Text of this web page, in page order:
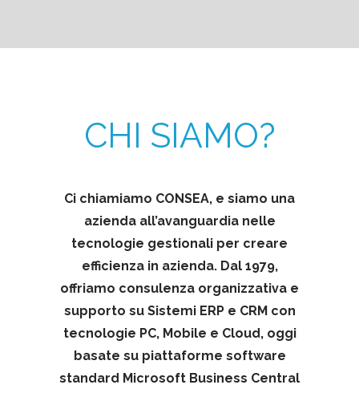
CHI SIAMO?
Ci chiamiamo CONSEA, e siamo una
azienda all’avanguardia nelle
tecnologie gestionali per creare
efficienza in azienda. Dal 1979,
offriamo consulenza organizzativa e
supporto su Sistemi ERP e CRM con
tecnologie PC, Mobile e Cloud, oggi
basate su piattaforme software
standard Microsoft Business Central